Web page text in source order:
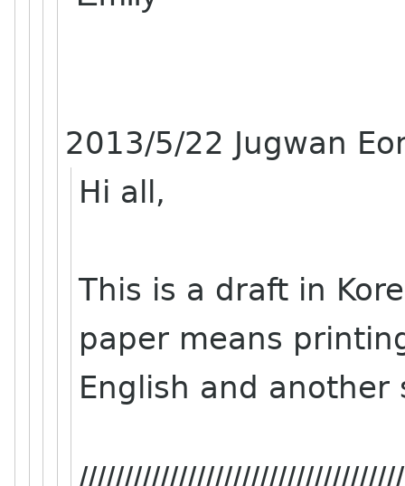
2013/5/22 Jugwan
Hi all,
This is a draft in
paper means
English and another